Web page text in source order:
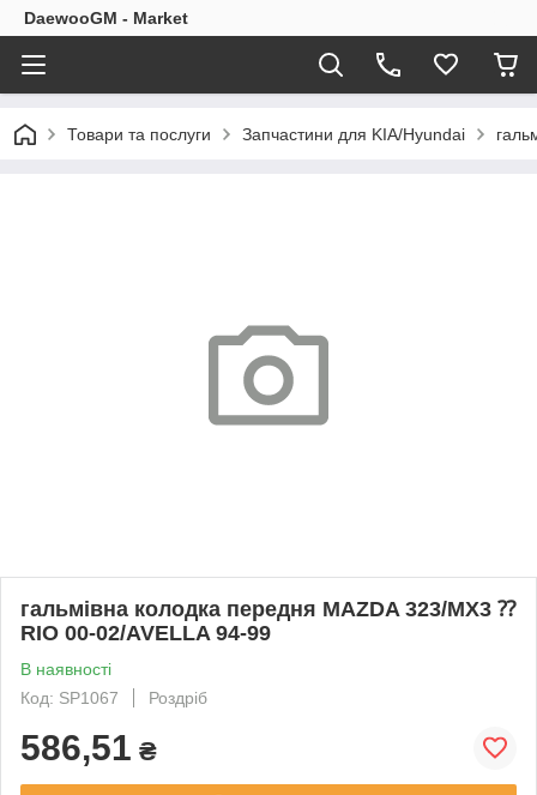
DaewooGM - Market
Товари та послуги Запчастини для KIA/Hyundai
гальмівна колодка передня MAZDA 323/MX3 ⁇
RIO 00-02/AVELLA 94-99
В наявності
Код: SP1067
Роздріб
586,51 ₴